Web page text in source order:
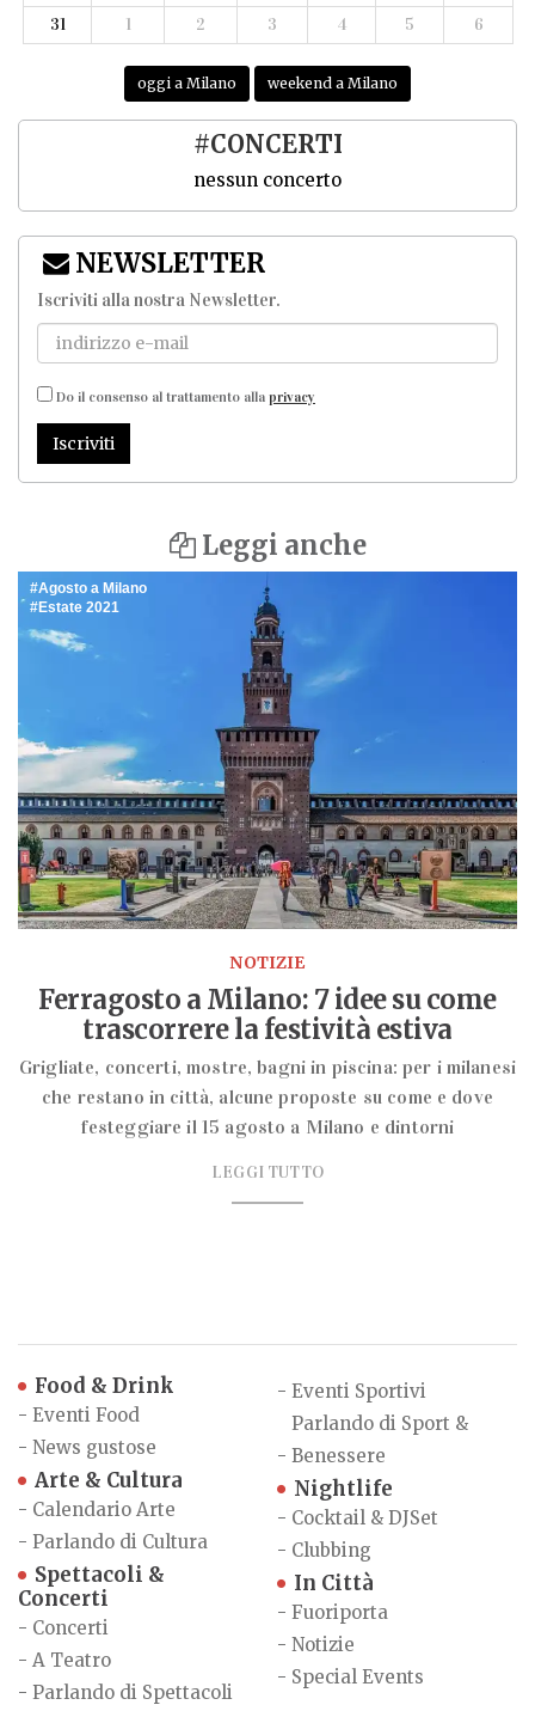
31
1 2 3 4 5 6
oggi a Milano weekend a Milano
#CONCERTI
nessun concerto
NEWSLETTER
Iscriviti alla nostra Newsletter.
Do il consenso al trattamento alla privacy
Iscriviti
Leggi anche
Agosto a Milano
Estate 2021
NOTIZIE
Ferragosto a Milano: 7 idee su come
trascorrere la festività estiva
Grigliate, concerti, mostre, bagni in piscina: per i milanesi
che restano in città, alcune proposte su come e dove
festeggiare il 15 agosto a Milano e dintorni
LEGGI TUTTO
Food & Drink
- Eventi Food
- News gustose
Arte & Cultura
- Calendario Arte
- Parlando di Cultura
Spettacoli &
Concerti
- Concerti
- A Teatro
- Parlando di Spettacoli
- Eventi Sportivi
-
Parlando di Sport &
Benessere
Nightlife
- Cocktail & DJSet
- Clubbing
In Città
- Fuoriporta
- Notizie
- Special Events